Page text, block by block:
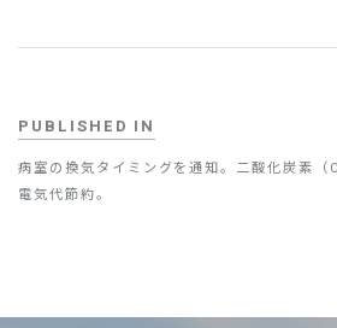
PUBLISHED IN
病室の換気タイミングを通知。二酸化炭素（
電気代節約。